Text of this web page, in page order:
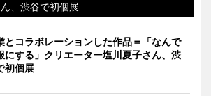
、渋谷で初個展
とコラボレーションした作品＝「なんで
にする」クリエーター塩川夏子さん、渋
初個展